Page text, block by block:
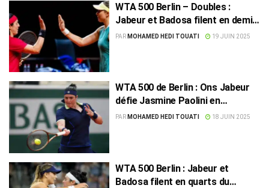
WTA 500 Berlin – Doubles :
Jabeur et Badosa filent en demi-
finales
PAR MOHAMED HEDI TOUATI 19 JUIN 2025
WTA 500 de Berlin : Ons Jabeur
défie Jasmine Paolini en
huitièmes de finale
PAR MOHAMED HEDI TOUATI 18 JUIN 2025
WTA 500 Berlin : Jabeur et
Badosa filent en quarts du